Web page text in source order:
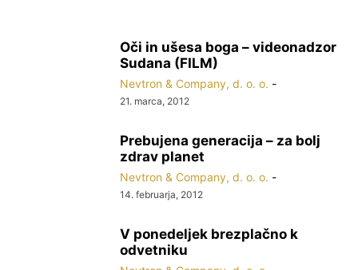
Oči in ušesa boga – videonadzor
Sudana (FILM)
Nevtron & Company, d. o. o. -
21. marca, 2012
Prebujena generacija – za bolj
zdrav planet
Nevtron & Company, d. o. o. -
14. februarja, 2012
V ponedeljek brezplačno k
odvetniku